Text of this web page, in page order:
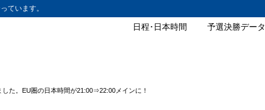
ています。
日程･日本時間 予選決勝データ
た。EU圏の日本時間が21:00⇒22:00メインに！